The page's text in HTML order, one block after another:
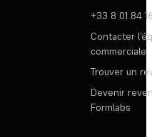
+33 8 01 84
Contacter
commerciale
Trouver un
Devenir
Formlabs